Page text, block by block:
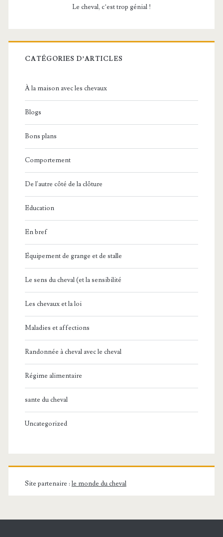
nature
Le cheval, c’est trop génial !
CATÉGORIES D’ARTICLES
À la maison avec les chevaux
Blogs
Bons plans
Comportement
De l'autre côté de la clôture
Education
En bref
Équipement de grange et de stalle
Le sens du cheval (et la sensibilité
Les chevaux et la loi
Maladies et affections
Randonnée à cheval avec le cheval
Régime alimentaire
sante du cheval
Uncategorized
Site partenaire : le monde du cheval